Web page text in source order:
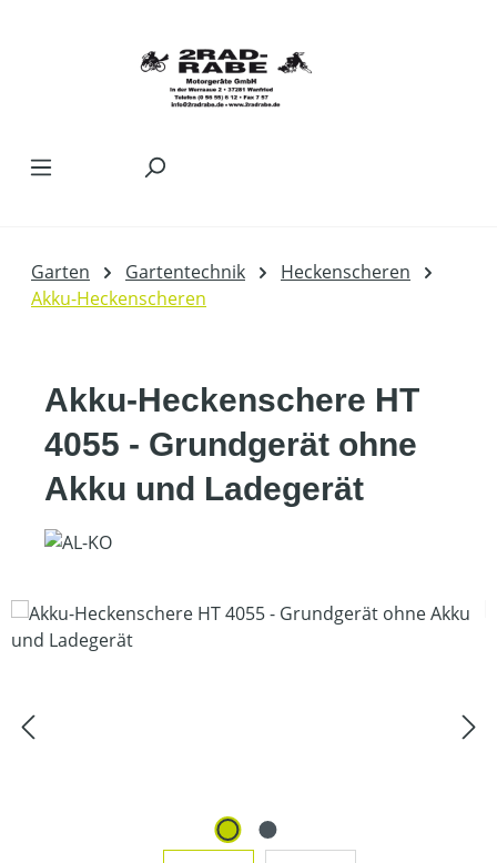
Garten Gartentechnik
Heckenscheren
Akku-Heckenscheren
Akku-Heckenschere HT
4055 - Grundgerät ohne
Akku und Ladegerät
Bildergalerie überspringen